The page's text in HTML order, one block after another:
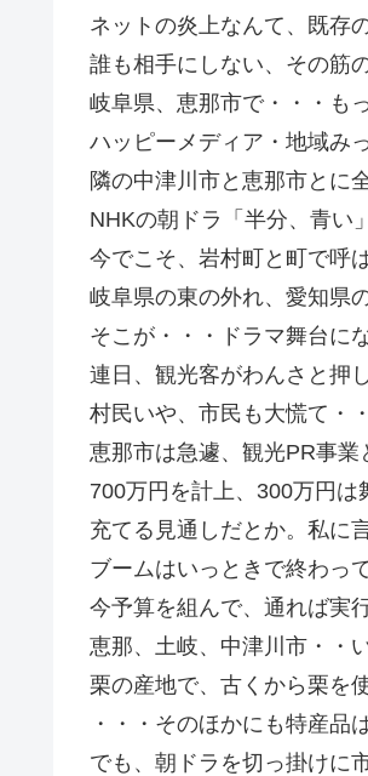
ネットの炎上なんて、既存
誰も相手にしない、その筋
岐阜県、恵那市で・・・も
ハッピーメディア・地域み
隣の中津川市と恵那市とに
NHKの朝ドラ「半分、青い
今でこそ、岩村町と町で呼
岐阜県の東の外れ、愛知県
そこが・・・ドラマ舞台に
連日、観光客がわんさと押
村民いや、市民も大慌て・
恵那市は急遽、観光PR事
700万円を計上、300万円
充てる見通しだとか。私に
ブームはいっときで終わっ
今予算を組んで、通れば実
恵那、土岐、中津川市・・
栗の産地で、古くから栗を
・・・そのほかにも特産品
でも、朝ドラを切っ掛けに